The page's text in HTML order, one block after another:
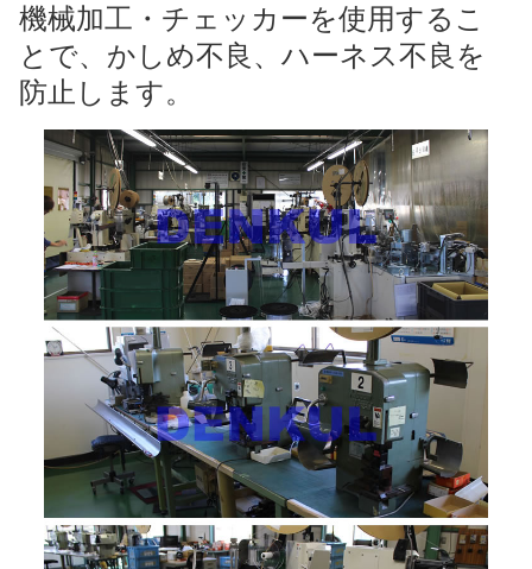
機械加工・チェッカーを使用するこ
とで、かしめ不良、ハーネス不良を
防止します。